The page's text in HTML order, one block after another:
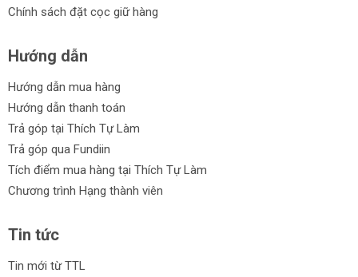
Chính sách đặt cọc giữ hàng
Hướng dẫn
Hướng dẫn mua hàng
Hướng dẫn thanh toán
Trả góp tại Thích Tự Làm
Trả góp qua Fundiin
Tích điểm mua hàng tại Thích Tự Làm
Chương trình Hạng thành viên
Tin tức
Tin mới từ TTL